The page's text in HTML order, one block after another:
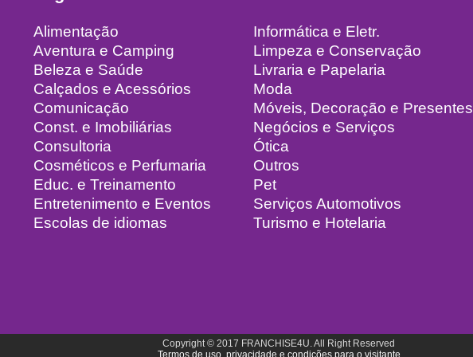
Alimentação
Informática e Eletr.
Aventura e Camping
Limpeza e Conservação
Beleza e Saúde
Livraria e Papelaria
Calçados e Acessórios
Moda
Comunicação
Móveis, Decoração e Presentes
Const. e Imobiliárias
Negócios e Serviços
Consultoria
Ótica
Cosméticos e Perfumaria
Outros
Educ. e Treinamento
Pet
Entretenimento e Eventos
Serviços Automotivos
Escolas de idiomas
Turismo e Hotelaria
Copyright © 2017 FRANCHISE4U. All Right Reserved
Termos de uso, privacidade e condições para o visitante